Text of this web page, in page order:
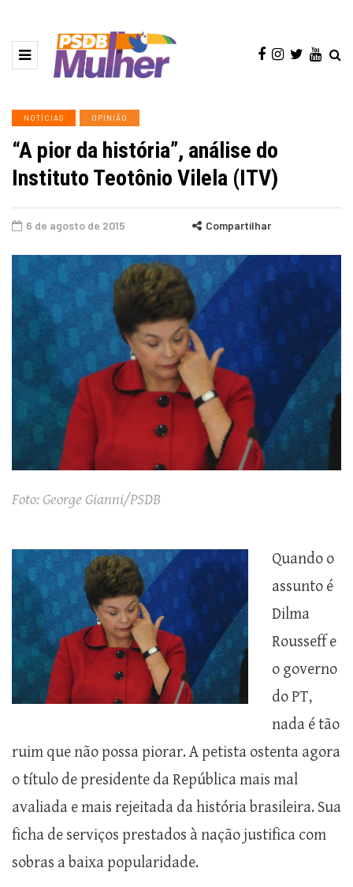
NOTÍCIAS OPINIÃO
“A pior da história”, análise do
Instituto Teotônio Vilela (ITV)
6 de agosto de 2015 Compartilhar
Foto: George Gianni/PSDB
Quando o
assunto é
Dilma
Rousseff e
o governo
do PT,
nada é tão
ruim que não possa piorar. A petista ostenta agora
o título de presidente da República mais mal
avaliada e mais rejeitada da história brasileira. Sua
ficha de serviços prestados à nação justifica com
sobras a baixa popularidade.